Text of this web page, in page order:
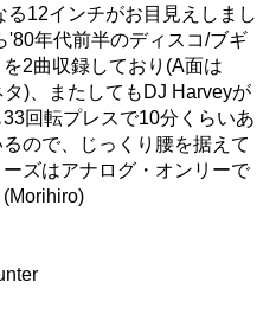
12インチがお目見えしまし
'80年代前半のディスコ/ブギ
2曲収録しており(A面は
)、またしてもDJ Harveyが
回転プレスで10分くらいあ
ので、じっくり腰を据えて
ズはアナログ・オンリーで